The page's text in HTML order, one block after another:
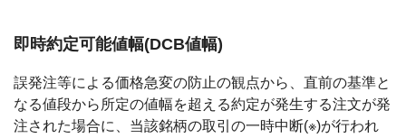
即時約定可能値幅(DCB値幅)
誤発注等による価格急変の防止の観点から、直前の基準と
なる値段から所定の値幅を超える約定が発生する注文が発
注された場合に、当該銘柄の取引の一時中断(※)が行われ